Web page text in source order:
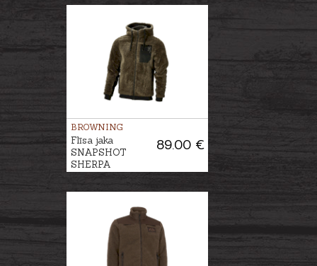
BROWNING
89.00 €
Flīsa jaka
SNAPSHOT
SHERPA